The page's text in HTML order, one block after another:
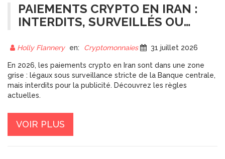
PAIEMENTS CRYPTO EN IRAN :
INTERDITS, SURVEILLÉS OU
Holly Flannery en: Cryptomonnaies 31 juillet 2026
En 2026, les paiements crypto en Iran sont dans une zone
grise : légaux sous surveillance stricte de la Banque centrale,
mais interdits pour la publicité. Découvrez les règles
actuelles.
VOIR PLUS